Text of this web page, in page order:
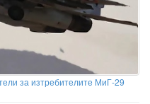
за изтребителите МиГ-29